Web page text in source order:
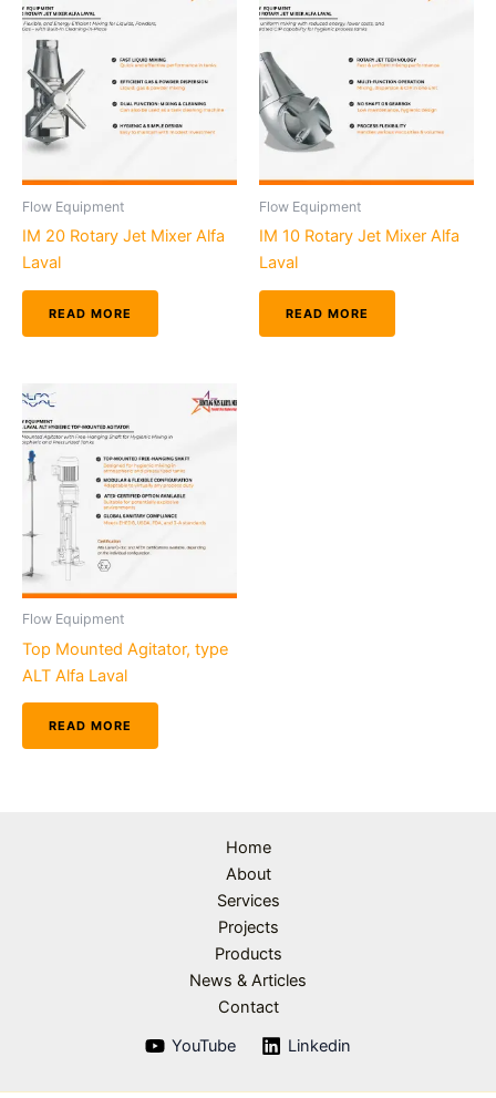
Flow Equipment
IM 20 Rotary Jet Mixer Alfa
Laval
READ MORE
Flow Equipment
IM 10 Rotary Jet Mixer Alfa
Laval
READ MORE
Flow Equipment
Top Mounted Agitator, type
ALT Alfa Laval
READ MORE
Home
About
Services
Projects
Products
News & Articles
Contact
YouTube
Linkedin